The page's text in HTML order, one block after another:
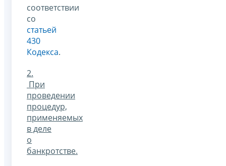
соответствии
со
статьей
430
Кодекса.
2.
При
проведении
процедур,
применяемых
в деле
о
банкротстве.